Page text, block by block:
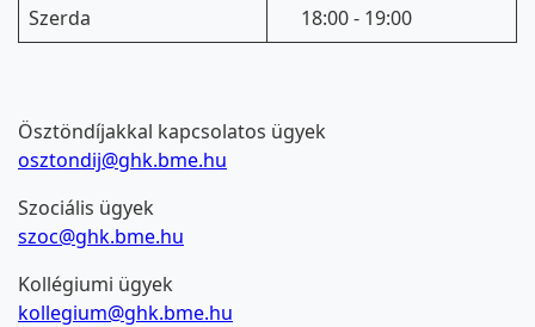
Szerda
18:00 - 19:00
Ösztöndíjakkal kapcsolatos ügyek
osztondij@ghk.bme.hu
Szociális ügyek
szoc@ghk.bme.hu
Kollégiumi ügyek
kollegium@ghk.bme.hu